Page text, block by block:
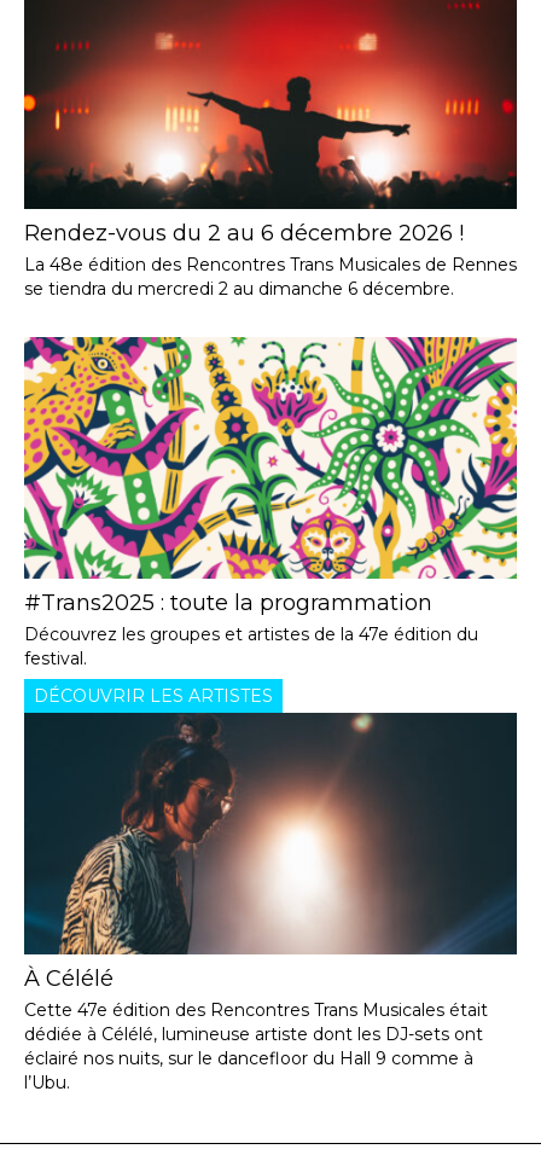
Rendez-vous du 2 au 6 décembre 2026 !
La 48e édition des Rencontres Trans Musicales de Rennes
se tiendra du mercredi 2 au dimanche 6 décembre.
#Trans2025 : toute la programmation
Découvrez les groupes et artistes de la 47e édition du
festival.
DÉCOUVRIR LES ARTISTES
À Célélé
Cette 47e édition des Rencontres Trans Musicales était
dédiée à Célélé, lumineuse artiste dont les DJ-sets ont
éclairé nos nuits, sur le dancefloor du Hall 9 comme à
l’Ubu.